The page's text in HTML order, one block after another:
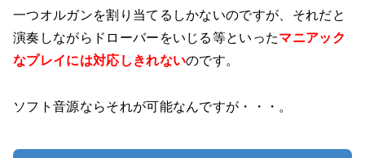
一つオルガンを割り当てるしかないのですが、それだと
演奏しながらドローバーをいじる等といったマニアック
なプレイには対応しきれないのです。
ソフト音源ならそれが可能なんですが・・・。